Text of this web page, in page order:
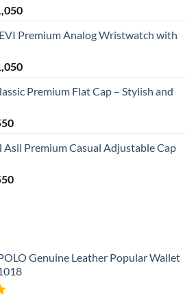
Current
is:
Premium Analog Wristwatch with
Current
is:Premium Flat Cap – Stylish and
Current
is:
Asil Premium Casual Adjustable Cap
Current
Genuine Leather Popular Wallet